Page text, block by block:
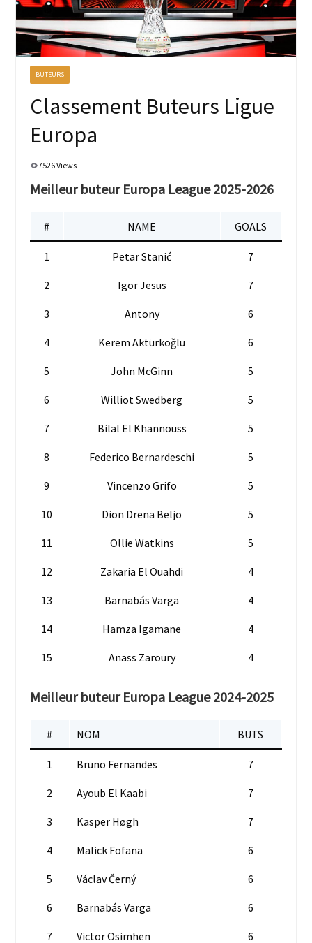
BUTEURS
Classement Buteurs Ligue
Europa
7526 Views
Meilleur buteur Europa League 2025-2026
# NAME GOALS
1 Petar Stanić 7
2 Igor Jesus 7
3 Antony 6
4 Kerem Aktürkoğlu 6
5 John McGinn 5
6 Williot Swedberg 5
7 Bilal El Khannouss 5
8 Federico Bernardeschi 5
9 Vincenzo Grifo 5
10 Dion Drena Beljo 5
11 Ollie Watkins 5
12 Zakaria El Ouahdi 4
13 Barnabás Varga 4
14 Hamza Igamane 4
15 Anass Zaroury 4
Meilleur buteur Europa League 2024-2025
# NOM BUTS
1 Bruno Fernandes 7
2 Ayoub El Kaabi 7
3 Kasper Høgh 7
4 Malick Fofana 6
5 Václav Černý 6
6 Barnabás Varga 6
7 Victor Osimhen 6